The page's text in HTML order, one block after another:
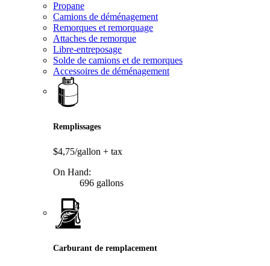
Propane
Camions de déménagement
Remorques et remorquage
Attaches de remorque
Libre-entreposage
Solde de camions et de remorques
Accessoires de déménagement
Remplissages
$4,75/gallon + tax
On Hand:
696 gallons
Carburant de remplacement